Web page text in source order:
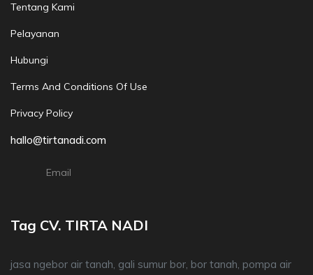
Tentang Kami
Pelayanan
Hubungi
Terms And Conditions Of Use
Privacy Policy
hallo@tirtanadi.com
Email
Tag CV. TIRTA NADI
jasa ngebor air tanah, gali sumur bor, bor tanah, pompa air